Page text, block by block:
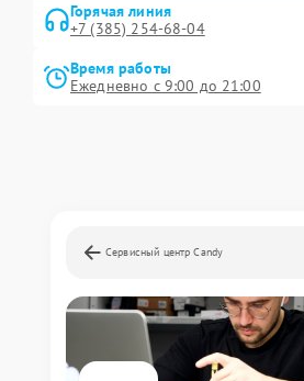
Горячая линия
+7 (385) 254-68-04
Время работы
Ежедневно с 9:00 до 21:00
Сервисный центр Candy